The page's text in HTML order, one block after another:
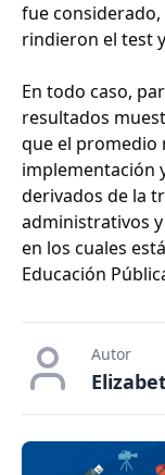
fue
rindieron el test
En todo caso,
resultados
que el promedio
implementación
derivados de la
administrativos
en los cuales
Educación
Autor